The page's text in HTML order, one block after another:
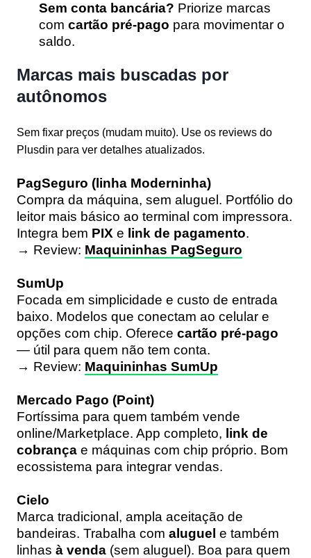
Sem conta bancária? Priorize marcas
com cartão pré-pago para movimentar o
saldo.
Marcas mais buscadas por
autônomos
Sem fixar preços (mudam muito). Use os reviews do
Plusdin para ver detalhes atualizados.
PagSeguro (linha Moderninha)
Compra da máquina, sem aluguel. Portfólio do
leitor mais básico ao terminal com impressora.
Integra bem PIX e link de pagamento.
→ Review: Maquininhas PagSeguro
SumUp
Focada em simplicidade e custo de entrada
baixo. Modelos que conectam ao celular e
opções com chip. Oferece cartão pré-pago
— útil para quem não tem conta.
→ Review: Maquininhas SumUp
Mercado Pago (Point)
Fortíssima para quem também vende
online/Marketplace. App completo, link de
cobrança e máquinas com chip próprio. Bom
ecossistema para integrar vendas.
Cielo
Marca tradicional, ampla aceitação de
bandeiras. Trabalha com aluguel e também
linhas à venda (sem aluguel). Boa para quem